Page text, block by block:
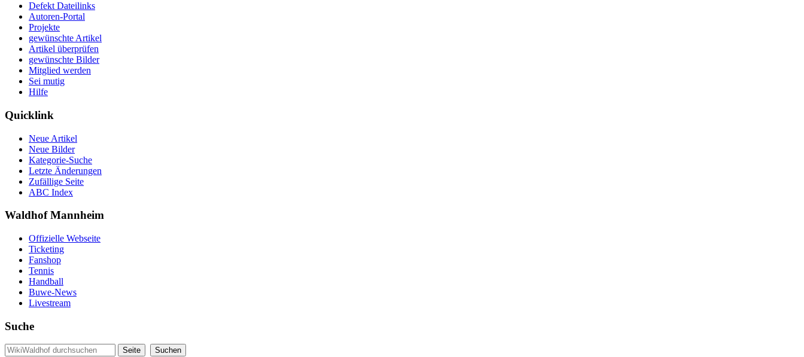
Defekt Dateilinks
Autoren-Portal
Projekte
gewünschte Artikel
Artikel überprüfen
gewünschte Bilder
Mitglied werden
Sei mutig
Hilfe
Quicklink
Neue Artikel
Neue Bilder
Kategorie-Suche
Letzte Änderungen
Zufällige Seite
ABC Index
Waldhof Mannheim
Offizielle Webseite
Ticketing
Fanshop
Tennis
Handball
Buwe-News
Livestream
Suche